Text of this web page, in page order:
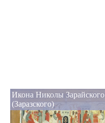
Икона Николы Зарайского
(Заразского)